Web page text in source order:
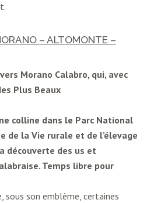
– ALTOMONTE –
Morano Calabro, qui, avec
Plus Beaux
colline dans le Parc National
de la Vie rurale et de l’élevage
découverte des us et
Temps libre pour
son emblème, certaines